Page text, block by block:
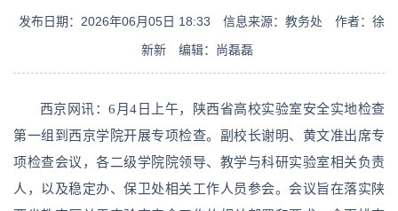
发布日期：2026年06月05日 18:33 信息来源：教务处
作者：徐
新新
编辑：尚磊磊
西京网讯：6月4日上午，陕西省高校实验室安全实地检查
第一组到西京学院开展专项检查。副校长谢明、黄文准出席专
项检查会议，各二级学院院领导、教学与科研实验室相关负责
人，以及稳定办、保卫处相关工作人员参会。会议旨在落实陕